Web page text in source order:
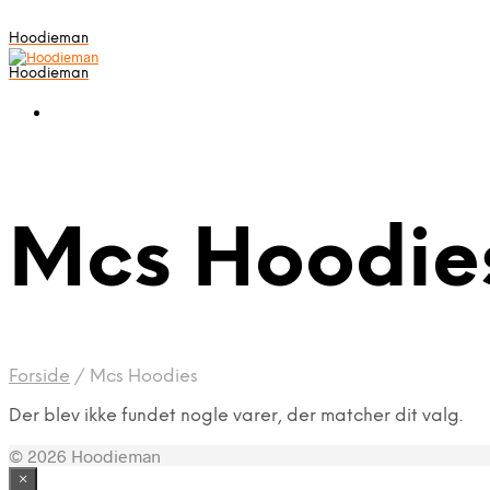
Hoodieman
Hoodieman
Mcs
Forside / Mcs Hoodies
Der blev ikke fundet nogle varer, der matcher dit valg.
© 2026 Hoodieman
×